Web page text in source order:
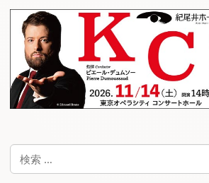
検
索